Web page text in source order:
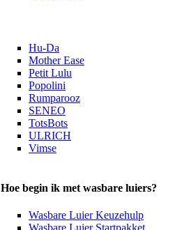
Hu-Da
Mother Ease
Petit Lulu
Popolini
Rumparooz
SENEO
TotsBots
ULRICH
Vimse
Hoe begin ik met wasbare luiers?
Wasbare Luier Keuzehulp